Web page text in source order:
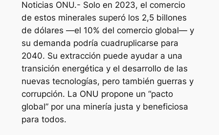
Noticias ONU.- Solo en 2023, el comercio
de estos minerales superó los 2,5 billones
de dólares —el 10% del comercio global— y
su demanda podría cuadruplicarse para
2040. Su extracción puede ayudar a una
transición energética y el desarrollo de las
nuevas tecnologías, pero también guerras y
corrupción. La ONU propone un “pacto
global” por una minería justa y beneficiosa
para todos.